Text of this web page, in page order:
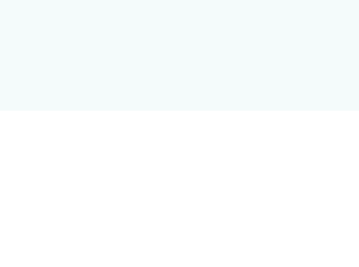
全体の質の向上に貢献でき
感じる医師にとって、診療
し、長年の経験から培われ
らの診療で活かせる具体的
れました．なお，本書の構
．